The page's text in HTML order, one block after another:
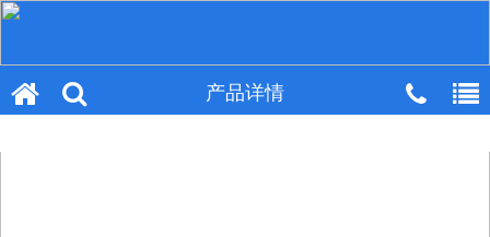
产品详情